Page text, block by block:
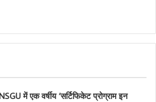
में एक वर्षीय ‘सर्टिफिकेट प्रोग्राम इन